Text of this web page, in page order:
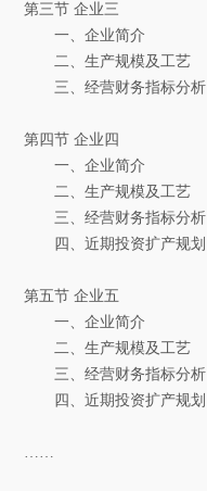
第三节 企业三
一、企业简介
二、生产规模及工艺
三、经营财务指标分析
第四节 企业四
一、企业简介
二、生产规模及工艺
三、经营财务指标分析
四、近期投资扩产规划
第五节 企业五
一、企业简介
二、生产规模及工艺
三、经营财务指标分析
四、近期投资扩产规划
……